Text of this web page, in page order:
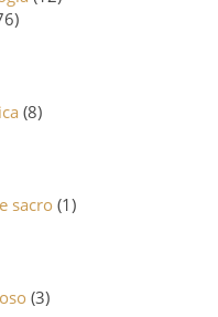
(8)
sacro (1)
(3)